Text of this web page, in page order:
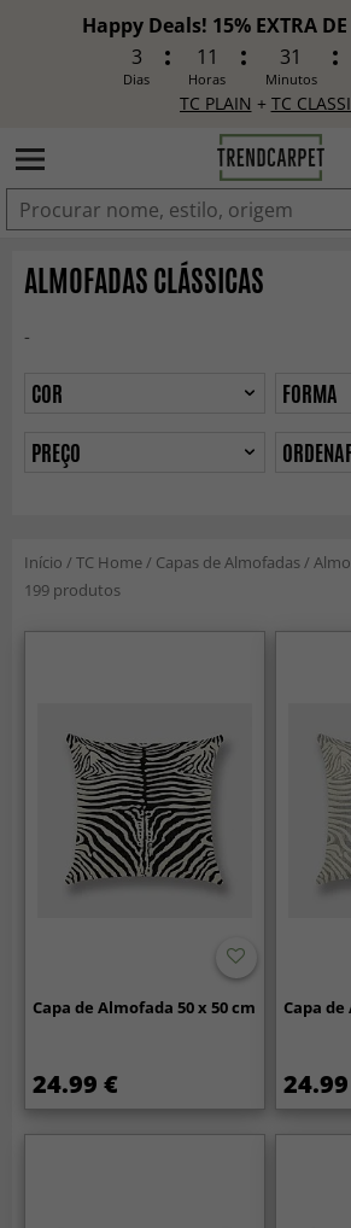
Happy Deals! 15% EXTRA DE
3
Dias
11
Horas
31
Minutos
TC PLAIN + TC
ADICIONADO
ALMOFADAS CLÁSSICAS
-
COR
FORMA
PREÇO
Início /TC Home/ Capas de Almofadas/
199 produtos
Capa de Almofada 50 x 50 cm
24.99 €
Capa de